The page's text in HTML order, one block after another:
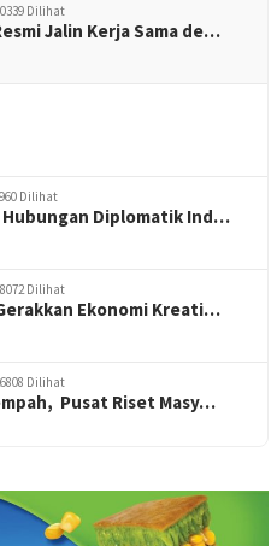
Dilihat
Jalin Kerja Sama de…
Dilihat
Hubungan Diplomatik Ind…
Dilihat
Ekonomi Kreati…
Dilihat
Pusat Riset Masy…